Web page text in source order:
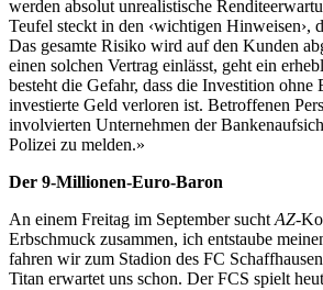
werden absolut unrealistische
Teufel steckt in den ‹wichtigen Hinweisen›,
Das gesamte Risiko wird auf den Kunden
einen solchen Vertrag einlässt, geht ein
besteht die Gefahr, dass die Investition ohne
investierte Geld verloren ist. Betroffenen
involvierten Unternehmen der
Polizei zu melden.»
Der 9-Millionen-Euro-Baron
An einem Freitag im September suchtAZ-
Erbschmuck zusammen, ich entstaube
fahren wir zum Stadion des FC
Titan erwartet uns schon. Der FCS spielt